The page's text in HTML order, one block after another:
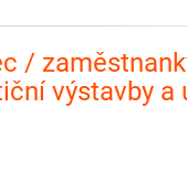
/
výstavby a